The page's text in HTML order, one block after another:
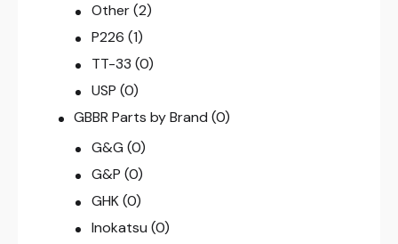
Other (2)
P226 (1)
TT-33 (0)
USP (0)
GBBR Parts by Brand (0)
G&G (0)
G&P (0)
GHK (0)
Inokatsu (0)